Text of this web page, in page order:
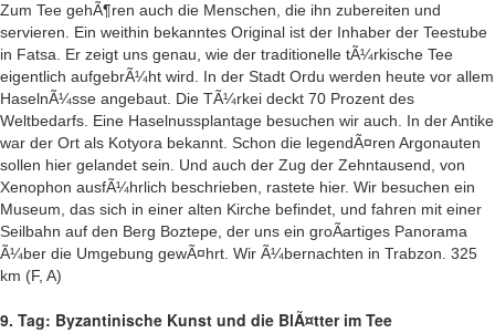
Zum Tee gehÃ¶ren auch die Menschen, die ihn zubereiten und
servieren. Ein weithin bekanntes Original ist der Inhaber der Teestube
in Fatsa. Er zeigt uns genau, wie der traditionelle tÃ¼rkische Tee
eigentlich aufgebrÃ¼ht wird. In der Stadt Ordu werden heute vor allem
HaselnÃ¼sse angebaut. Die TÃ¼rkei deckt 70 Prozent des
Weltbedarfs. Eine Haselnussplantage besuchen wir auch. In der Antike
war der Ort als Kotyora bekannt. Schon die legendÃ¤ren Argonauten
sollen hier gelandet sein. Und auch der Zug der Zehntausend, von
Xenophon ausfÃ¼hrlich beschrieben, rastete hier. Wir besuchen ein
Museum, das sich in einer alten Kirche befindet, und fahren mit einer
Seilbahn auf den Berg Boztepe, der uns ein groÃartiges Panorama
Ã¼ber die Umgebung gewÃ¤hrt. Wir Ã¼bernachten in Trabzon. 325
km (F, A)
9. Tag: Byzantinische Kunst und die BlÃ¤tter im Tee